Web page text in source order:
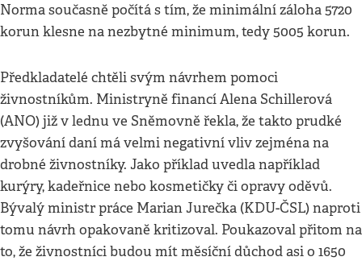
Norma současně počítá s tím, že minimální záloha 5720
korun klesne na nezbytné minimum, tedy 5005 korun.
Předkladatelé chtěli svým návrhem pomoci
živnostníkům. Ministryně financí Alena Schillerová
(ANO) již v lednu ve Sněmovně řekla, že takto prudké
zvyšování daní má velmi negativní vliv zejména na
drobné živnostníky. Jako příklad uvedla například
kurýry, kadeřnice nebo kosmetičky či opravy oděvů.
Bývalý ministr práce Marian Jurečka (KDU-ČSL) naproti
tomu návrh opakovaně kritizoval. Poukazoval přitom na
to, že živnostníci budou mít měsíční důchod asi o 1650